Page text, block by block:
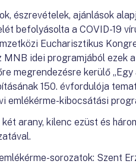
észrevételek, ajánlások
befolyásolta a COVID-19
Eucharisztikus
idei programjából ezek
megrendezésre kerülő
150. évfordulója
emlékérme-kibocsátási
arany, kilenc ezüst és
sorozatok: Szent